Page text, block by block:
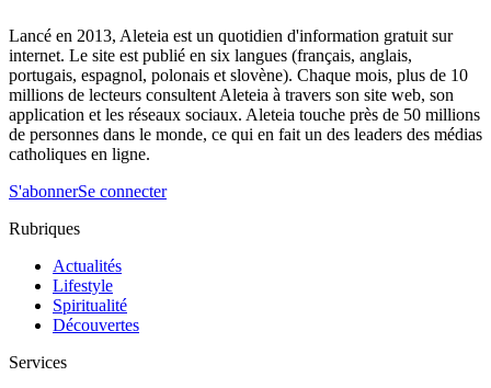
Lancé en 2013, Aleteia est un quotidien d'information gratuit sur
internet. Le site est publié en six langues (français, anglais,
portugais, espagnol, polonais et slovène). Chaque mois, plus de 10
millions de lecteurs consultent Aleteia à travers son site web, son
application et les réseaux sociaux. Aleteia touche près de 50 millions
de personnes dans le monde, ce qui en fait un des leaders des médias
catholiques en ligne.
S'abonnerSe connecter
Rubriques
Actualités
Lifestyle
Spiritualité
Découvertes
Services